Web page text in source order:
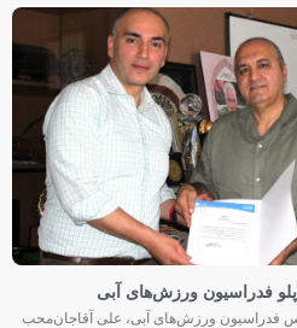
فدراسیون ورزش‌های آبی
ورزش‌های آبی، علی آقاجان‌محب